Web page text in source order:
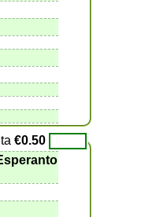
€0.50